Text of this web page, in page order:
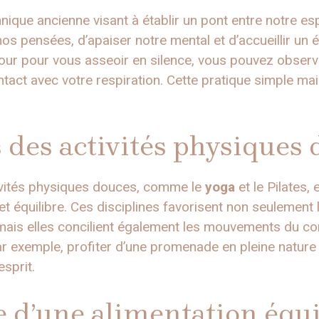
ancienne visant à établir un pont entre notre
pensées, d’apaiser notre mental et d’accueillir un
pour vous asseoir en silence, vous pouvez
avec votre respiration. Cette pratique simple
activités physiques
physiques douces, comme le yoga et le Pilates,
équilibre. Ces disciplines favorisent non
elles concilient également les mouvements du
exemple, profiter d’une promenade en pleine